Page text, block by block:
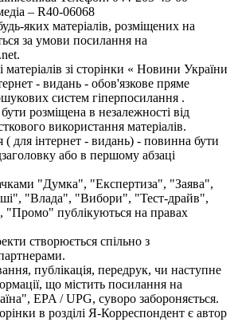
– R40-06068
яких матеріалів, розміщених на
за умови посилання на
зі сторінки « Новини України
- видань - обов'язкове пряме
систем гіперпосилання .
розміщена в незалежності від
використання матеріалів.
( для інтернет - видань) - повинна бути
або в першому абзаці
"Думка", "Експертиза", "Заява",
"Влада", "Вибори", "Тест-драйв",
"Промо" публікуються на правах
створюється спільно з
публікація, передрук, чи наступне
що містить посилання на
EPA / UPG, суворо забороняється.
в розділі Я-Корреспондент є автор